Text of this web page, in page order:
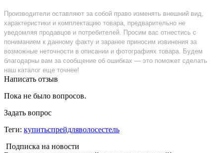
Производители оставляют за собой право изменять внешний вид,
характеристики и комплектацию товара, предварительно не
уведомляя продавцов и потребителей. Просим вас отнестись с
пониманием к данному факту и заранее приносим извинения за
возможные неточности в описании и фотографиях товара. Будем
благодарны вам за сообщение об ошибках — это поможет сделать
наш каталог еще точнее!
Написать отзыв
Пока не было вопросов.
Задать вопрос
Теги: купитьспрейдляволосестель
Подписка на новости